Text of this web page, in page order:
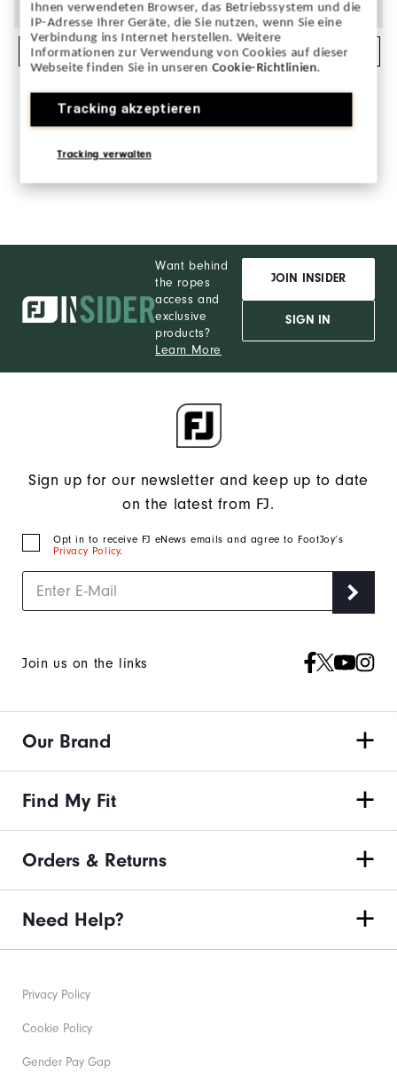
Ihnen verwendeten Browser, das Betriebssystem und die
IP-Adresse Ihrer Geräte, die Sie nutzen, wenn Sie eine
Verbindung ins Internet herstellen. Weitere
Informationen zur Verwendung von Cookies auf dieser
Webseite finden Sie in unserenCookie-Richtlinien.
Tracking akzeptieren
Tracking verwalten
Quick Shop
Quick Shop
Solid
Want behind
the ropes
access and
exclusive
products?
Learn More
JOIN INSIDER
SIGN IN
Sign up for our newsletter and keep up to date
on the latest from FJ.
Opt in to receive FJ eNews emails and agree to FootJoy’s
Privacy Policy.
Join us on the links
Our Brand
Find My Fit
Orders & Returns
Need Help?
Privacy Policy
Cookie Policy
Gender Pay Gap